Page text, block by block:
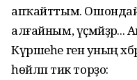
апҡайттым. Ошондай
алғайным, үҫмәйҙәр...
Күршеһе генә уның
һөйләп тик торҙо: